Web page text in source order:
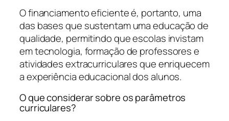
O financiamento eficiente é, portanto, uma
das bases que sustentam uma educação de
qualidade, permitindo que escolas invistam
em tecnologia, formação de professores e
atividades extracurriculares que enriquecem
a experiência educacional dos alunos.
O que considerar sobre os parâmetros
curriculares?